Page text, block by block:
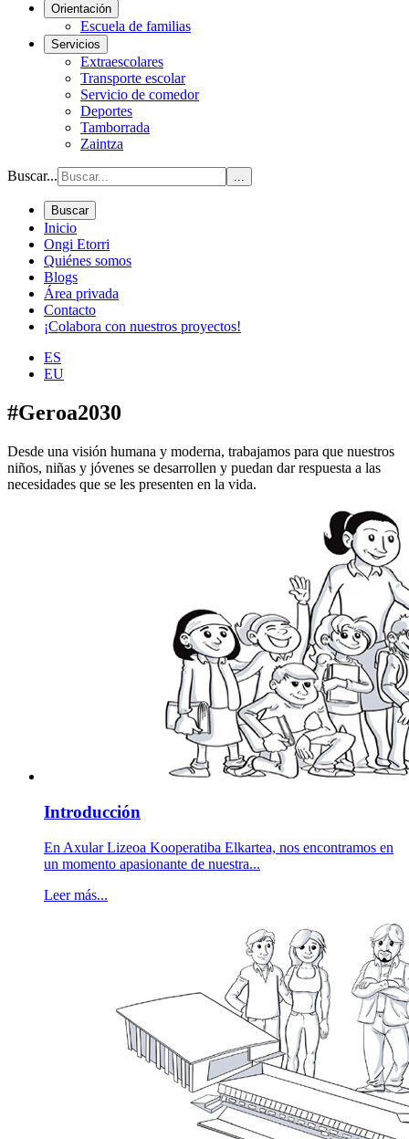
Orientación
Escuela de familias
Servicios
Extraescolares
Transporte escolar
Servicio de comedor
Deportes
Tamborrada
Zaintza
Buscar... ...
Buscar
Inicio
Ongi Etorri
Quiénes somos
Blogs
Área privada
Contacto
¡Colabora con nuestros proyectos!
ES
EU
#Geroa2030
Desde una visión humana y moderna, trabajamos para que nuestros
niños, niñas y jóvenes se desarrollen y puedan dar respuesta a las
necesidades que se les presenten en la vida.
Introducción
En Axular Lizeoa Kooperatiba Elkartea, nos encontramos en
un momento apasionante de nuestra...
Leer más...